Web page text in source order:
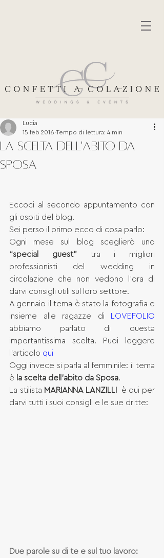
LA SCELTA DELL'ABITO DA
SPOSA
Lucia
15 feb 2016 Tempo di lettura: 4 min
Eccoci al secondo appuntamento con
gli ospiti del blog.
Sei perso il primo ecco di cosa parlo:
“special guest” tra i migliori
professionisti del wedding in
circolazione che non vedono l’ora di
darvi consigli utili sul loro settore.
A gennaio il tema è stato la fotografia e
insieme alle ragazze di
LOVEFOLIO
abbiamo parlato di questa
importantissima scelta. Puoi leggere
l’articolo qui
Oggi invece si parla al femminile: il tema
è la scelta dell’abito da Sposa.
La stilista MARIANNA LANZILLI
  è qui per
darvi tutti i suoi consigli e le sue dritte:
Due parole su di te e sul tuo lavoro: